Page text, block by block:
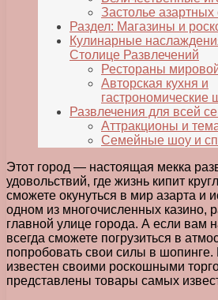
Застолье азартных
Раздел: Магазины и
Кулинарные
Столице Развлечений
Рестораны
Авторская кухня и
гастрономические
Развлечения для всей
Аттракционы и
Семейные шоу и
Этот город — настоящая мекка
удовольствий, где жизнь кипит
сможете окунуться в мир азарта и
одном из многочисленных казино,
главной улице города. А если вам
всегда сможете погрузиться в
попробовать свои силы в шопинге.
известен своими роскошными
представлены товары самых